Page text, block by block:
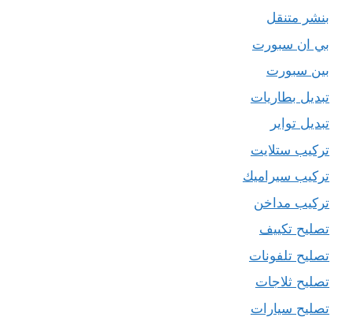
بنشر متنقل
بي ان سبورت
بين سبورت
تبديل بطاريات
تبديل تواير
تركيب ستلايت
تركيب سيراميك
تركيب مداخن
تصليح تكييف
تصليح تلفونات
تصليح ثلاجات
تصليح سيارات